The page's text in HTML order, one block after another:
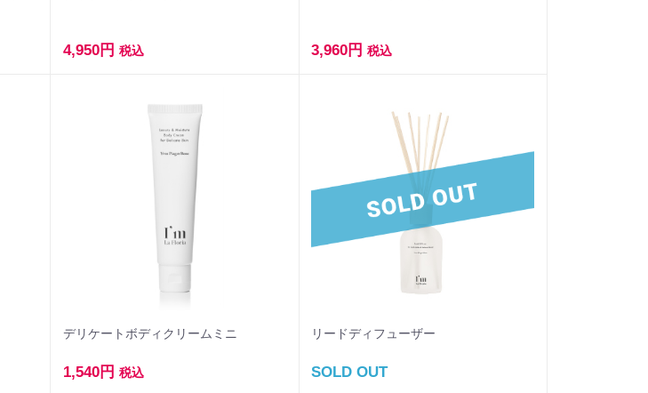
4,950円 税込 3,960円 税込
デリケートボディクリームミニ
1,540円 税込
リードディフューザー
SOLD OUT